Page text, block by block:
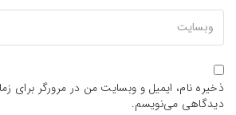
وبسایت
ذخیره نام، ایمیل و وبسایت من در مرورگر برای
دیدگاهی می‌نویسم.